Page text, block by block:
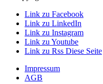
Link zu Facebook
Link zu LinkedIn
Link zu Instagram
Link zu Youtube
Link zu Rss Diese Seite
Impressum
AGB